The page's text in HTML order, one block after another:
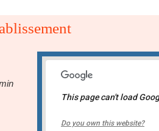
École du Vignoble
This page can't load
Do you own this website?